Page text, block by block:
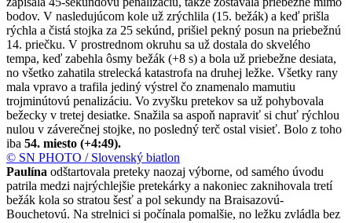
bodov. V nasledujúcom kole už zrýchlila (15. bežák) a keď prišla
rýchla a čistá stojka za 25 sekúnd, prišiel pekný posun na priebežnú
14. priečku. V prostrednom okruhu sa už dostala do skvelého
tempa, keď zabehla ôsmy bežák (+8 s) a bola už priebežne desiata,
no všetko zahatila strelecká katastrofa na druhej ležke. Všetky rany
mala vpravo a trafila jediný výstrel čo znamenalo mamutiu
trojminútovú penalizáciu. Vo zvyšku pretekov sa už pohybovala
bežecky v tretej desiatke. Snažila sa aspoň napraviť si chuť rýchlou
nulou v záverečnej stojke, no posledný terč ostal visieť. Bolo z toho
iba 54. miesto (+4:49).
© SN PHOTO / Slovenský biatlon
Paulína odštartovala preteky naozaj výborne, od samého úvodu
patrila medzi najrýchlejšie pretekárky a nakoniec zaknihovala tretí
bežák kola so stratou šesť a pol sekundy na Braisazovú-
Bouchetovú. Na strelnici si počínala pomalšie, no ležku zvládla bez